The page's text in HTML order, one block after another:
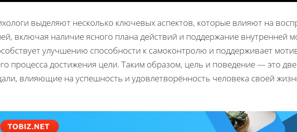
выделяют несколько ключевых аспектов, которые влияют на
включая наличие ясного плана действий и поддержание внутренней
улучшению способности к самоконтролю и поддерживает
процесса достижения цели. Таким образом, цель и поведение — это
влияющие на успешность и удовлетворённость человека своей